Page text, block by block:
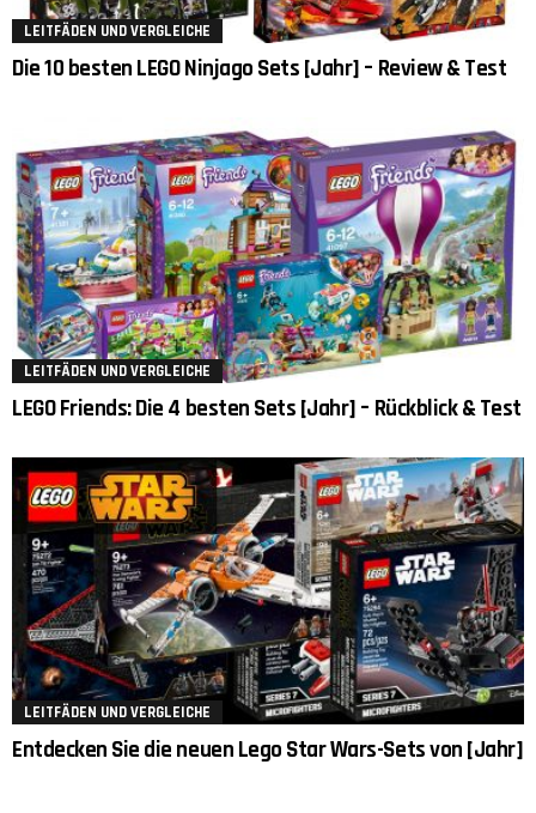
LEITFÄDEN UND VERGLEICHE
Die 10 besten LEGO Ninjago Sets [Jahr] – Review & Test
LEITFÄDEN UND VERGLEICHE
LEGO Friends: Die 4 besten Sets [Jahr] – Rückblick & Test
LEITFÄDEN UND VERGLEICHE
Entdecken Sie die neuen Lego Star Wars-Sets von [Jahr]